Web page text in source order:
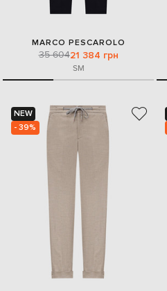
MARCO PESCAROLO
35 60421 384 грн
SM
NEW
- 39%